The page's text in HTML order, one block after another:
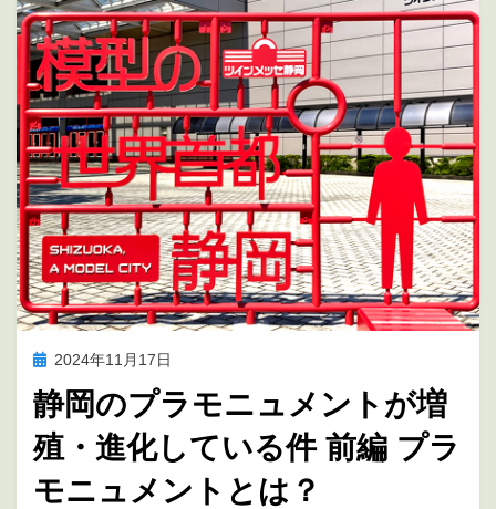
投
日:
2024年11月17日
静岡のプラモニュメントが増
殖・進化している件 前編 プラ
モニュメントとは？